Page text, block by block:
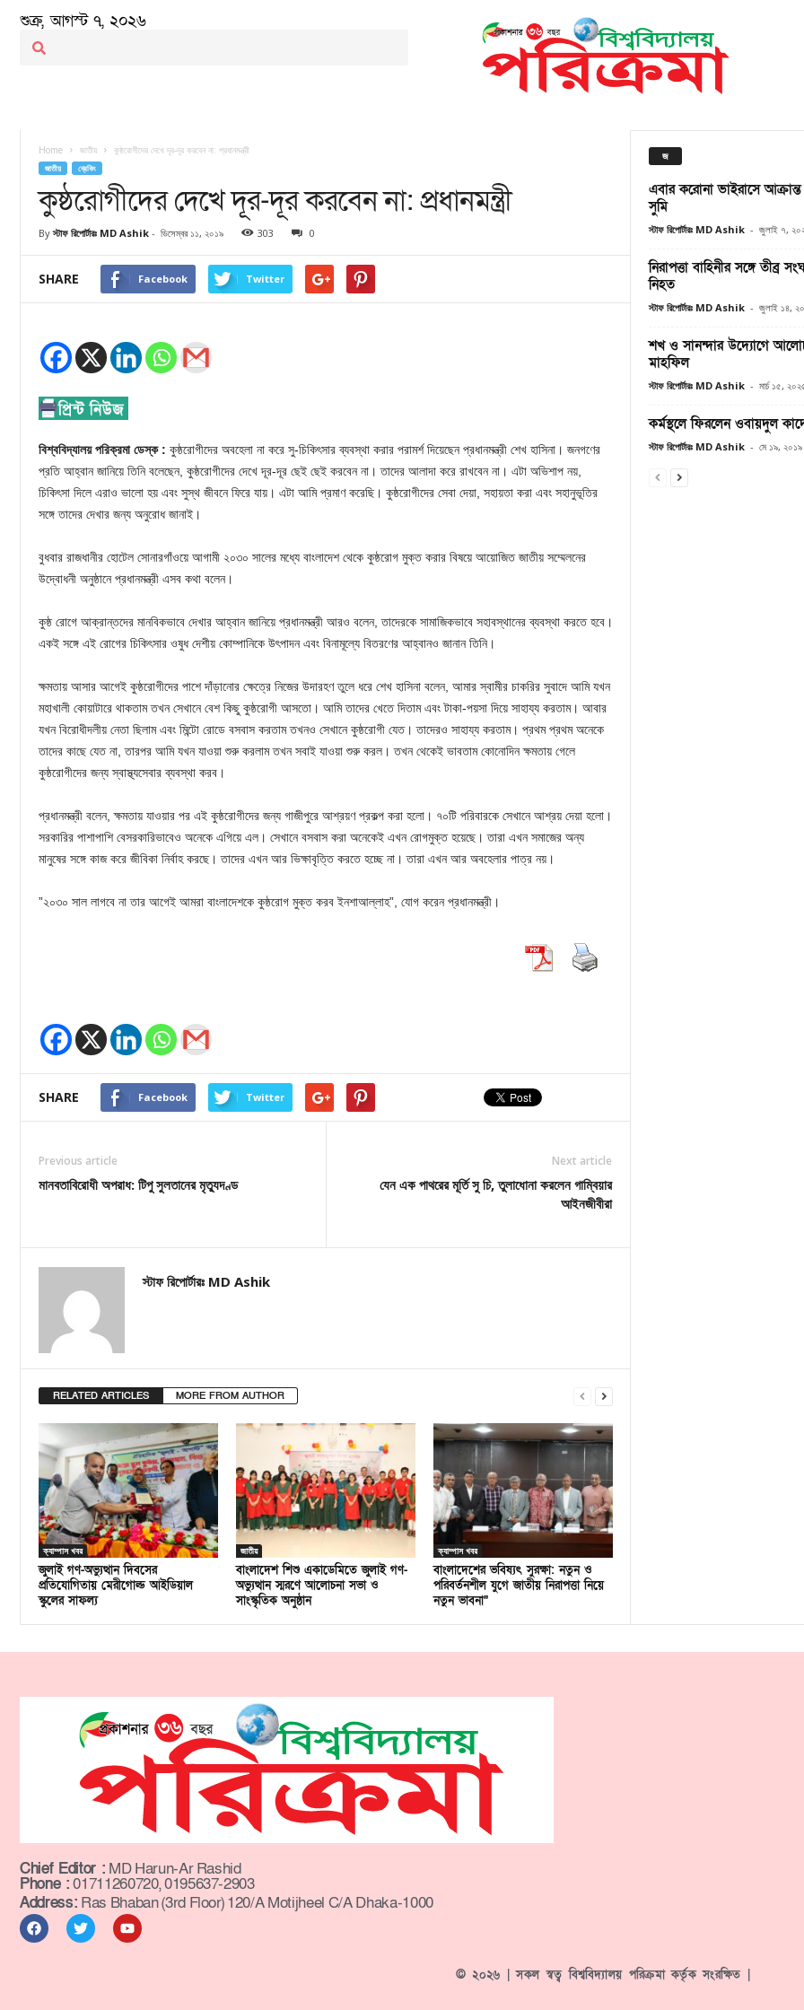
শুক্র, আগস্ট ৭, ২০২৬
Home জাতীয় কুষ্ঠরোগীদের দেখে দূর-দূর করবেন না: প্রধানমন্ত্রী
জাতীয় ব্রেকিং
কুষ্ঠরোগীদের দেখে দূর-দূর করবেন না: প্রধানমন্ত্রী
By স্টাফ রিপোর্টারঃ MD Ashik - ডিসেম্বর ১১, ২০১৯ 303 0
SHARE Facebook Twitter
বিশ্ববিদ্যালয় পরিক্রমা ডেস্ক : কুষ্ঠরোগীদের অবহেলা না করে সু-চিকিৎসার ব্যবস্থা করার পরামর্শ দিয়েছেন প্রধানমন্ত্রী শেখ হাসিনা। জনগণের
প্রতি আহ্বান জানিয়ে তিনি বলেছেন, কুষ্ঠরোগীদের দেখে দূর-দূর ছেই ছেই করবেন না। তাদের আলাদা করে রাখবেন না। এটা অভিশাপ নয়,
চিকিৎসা দিলে এরাও ভালো হয় এবং সুস্থ জীবনে ফিরে যায়। এটা আমি প্রমাণ করেছি। কুষ্ঠরোগীদের সেবা দেয়া, সহায়তা করা এবং সহানুভূতির
সঙ্গে তাদের দেখার জন্য অনুরোধ জানাই।
বুধবার রাজধানীর হোটেল সোনারগাঁওয়ে আগামী ২০৩০ সালের মধ্যে বাংলাদেশ থেকে কুষ্ঠরোগ মুক্ত করার বিষয়ে আয়োজিত জাতীয় সম্মেলনের
উদ্বোধনী অনুষ্ঠানে প্রধানমন্ত্রী এসব কথা বলেন।
কুষ্ঠ রোগে আক্রান্তদের মানবিকভাবে দেখার আহ্বান জানিয়ে প্রধানমন্ত্রী আরও বলেন, তাদেরকে সামাজিকভাবে সহাবস্থানের ব্যবস্থা করতে হবে।
একই সঙ্গে এই রোগের চিকিৎসার ওষুধ দেশীয় কোম্পানিকে উৎপাদন এবং বিনামূল্যে বিতরণের আহ্বানও জানান তিনি।
ক্ষমতায় আসার আগেই কুষ্ঠরোগীদের পাশে দাঁড়ানোর ক্ষেত্রে নিজের উদারহণ তুলে ধরে শেখ হাসিনা বলেন, আমার স্বামীর চাকরির সুবাদে আমি যখন
মহাখালী কোয়াটারে থাকতাম তখন সেখানে বেশ কিছু কুষ্ঠরোগী আসতো। আমি তাদের খেতে দিতাম এবং টাকা-পয়সা দিয়ে সাহায্য করতাম। আবার
যখন বিরোধীদলীয় নেতা ছিলাম এবং মিন্টো রোডে বসবাস করতাম তখনও সেখানে কুষ্ঠরোগী যেত। তাদেরও সাহায্য করতাম। প্রথম প্রথম অনেকে
তাদের কাছে যেত না, তারপর আমি যখন যাওয়া শুরু করলাম তখন সবাই যাওয়া শুরু করল। তখন থেকেই ভাবতাম কোনোদিন ক্ষমতায় গেলে
কুষ্ঠরোগীদের জন্য স্বাস্থ্যসেবার ব্যবস্থা করব।
প্রধানমন্ত্রী বলেন, ক্ষমতায় যাওয়ার পর এই কুষ্ঠরোগীদের জন্য গাজীপুরে আশ্রয়ণ প্রকল্প করা হলো। ৭০টি পরিবারকে সেখানে আশ্রয় দেয়া হলো।
সরকারির পাশাপাশি বেসরকারিভাবেও অনেকে এগিয়ে এল। সেখানে বসবাস করা অনেকেই এখন রোগমুক্ত হয়েছে। তারা এখন সমাজের অন্য
মানুষের সঙ্গে কাজ করে জীবিকা নির্বাহ করছে। তাদের এখন আর ভিক্ষাবৃত্তি করতে হচ্ছে না। তারা এখন আর অবহেলার পাত্র নয়।
”২০৩০ সাল লাগবে না তার আগেই আমরা বাংলাদেশকে কুষ্ঠরোগ মুক্ত করব ইনশাআল্লাহ”, যোগ করেন প্রধানমন্ত্রী।
SHARE Facebook Twitter
Previous article
মানবতাবিরোধী অপরাধ: টিপু সুলতানের মৃত্যুদণ্ড
Next article
যেন এক পাথরের মূর্তি সু চি, তুলাধোনা করলেন গাম্বিয়ার
আইনজীবীরা
স্টাফ রিপোর্টারঃ MD Ashik
RELATED ARTICLES MORE FROM AUTHOR
ক্যাম্পাস খবর
জুলাই গণ-অভ্যুত্থান দিবসের
প্রতিযোগিতায় মেরীগোল্ড আইডিয়াল
স্কুলের সাফল্য
জাতীয়
বাংলাদেশ শিশু একাডেমিতে জুলাই গণ-
অভ্যুত্থান স্মরণে আলোচনা সভা ও
সাংস্কৃতিক অনুষ্ঠান
ক্যাম্পাস খবর
বাংলাদেশের ভবিষ্যৎ সুরক্ষা: নতুন ও
পরিবর্তনশীল যুগে জাতীয় নিরাপত্তা নিয়ে
নতুন ভাবনা”
জ
এবার করোনা ভাইরাসে আক্রান্ত
সুমি
স্টাফ রিপোর্টারঃ MD Ashik - জুলাই ৭,
নিরাপত্তা বাহিনীর সঙ্গে তীব্র
নিহত
স্টাফ রিপোর্টারঃ MD Ashik - জুলাই ১৪,
শখ ও সানন্দার উদ্যোগে
মাহফিল
স্টাফ রিপোর্টারঃ MD Ashik - মার্চ ১৫,
কর্মস্থলে ফিরলেন ওবায়দুল
স্টাফ রিপোর্টারঃ MD Ashik - মে ১৯, ২০১৯
Chief Editor : MD Harun-Ar Rashid
Phone :01711260720, 0195637-2903
Address: Ras Bhaban (3rd Floor) 120/A Motijheel C/A Dhaka-1000
© ২০২৬ | সকল স্বত্ব বিশ্ববিদ্যালয় পরিক্রমা কর্তৃক সংরক্ষিত |